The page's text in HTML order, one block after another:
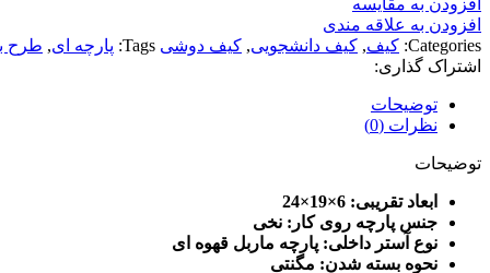
افزودن به مقایسه
افزودن به علاقه مندی
Categories: کیف, کیف دانشجویی, کیف دوشی Tags: پارچه ای, طرح
اشتراک گذاری:
توضیحات
نظرات (0)
توضیحات
ابعاد تقریبی: 6
×19×24
جنس پارچه روی کار: نخی
نوع آستر داخلی: پارچه ماربل قهوه ای
نحوه بسته شدن: مگنتی